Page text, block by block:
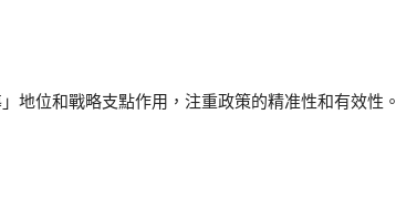
地位和戰略支點作用，注重政策的精准性和有效性。